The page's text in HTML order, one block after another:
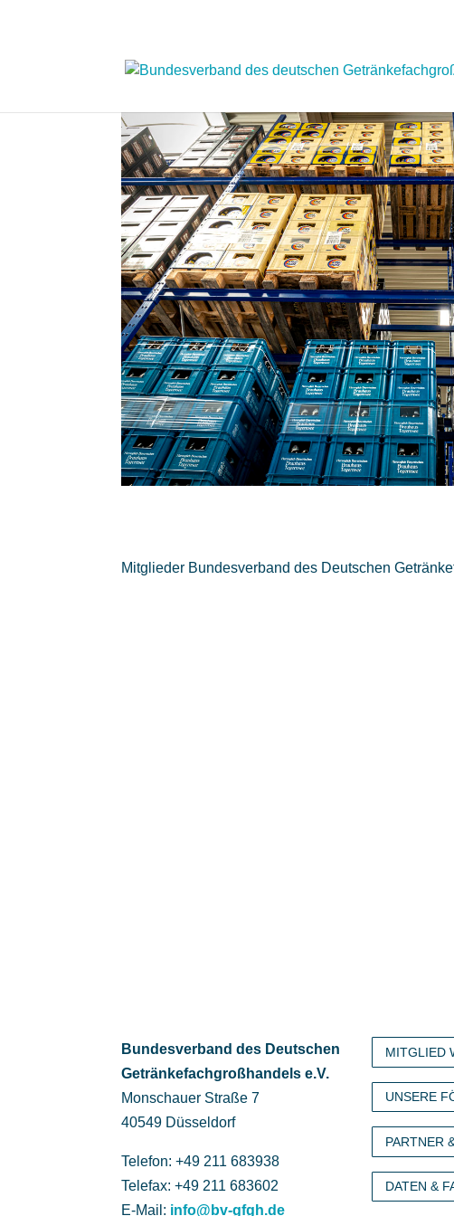
Mitglieder Bundesverband des Deutschen
Bundesverband des Deutschen
Getränke­fach­großhandels e.V.
Monschauer Straße 7
40549 Düsseldorf
Telefon: +49 211 683938
Telefax: +49 211 683602
E-Mail: info@bv-gfgh.de
MITGLIED
UNSERE
PARTNER
DATEN &